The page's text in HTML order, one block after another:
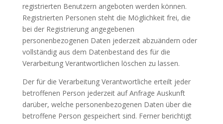
registrierten Benutzern angeboten werden können.
Registrierten Personen steht die Möglichkeit frei, die
bei der Registrierung angegebenen
personenbezogenen Daten jederzeit abzuändern oder
vollständig aus dem Datenbestand des für die
Verarbeitung Verantwortlichen löschen zu lassen.
Der für die Verarbeitung Verantwortliche erteilt jeder
betroffenen Person jederzeit auf Anfrage Auskunft
darüber, welche personenbezogenen Daten über die
betroffene Person gespeichert sind. Ferner berichtigt